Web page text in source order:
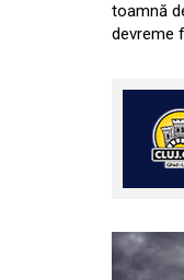
toamnă
devreme